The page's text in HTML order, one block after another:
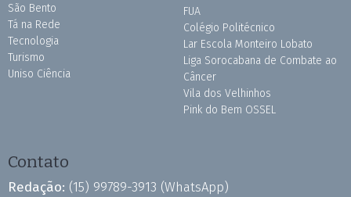
São Bento
Tá na Rede
Tecnologia
Turismo
Uniso Ciência
FUA
Colégio Politécnico
Lar Escola Monteiro Lobato
Liga Sorocabana de Combate ao
Câncer
Vila dos Velhinhos
Pink do Bem OSSEL
Contato
Redação: (15) 99789-3913 (WhatsApp)